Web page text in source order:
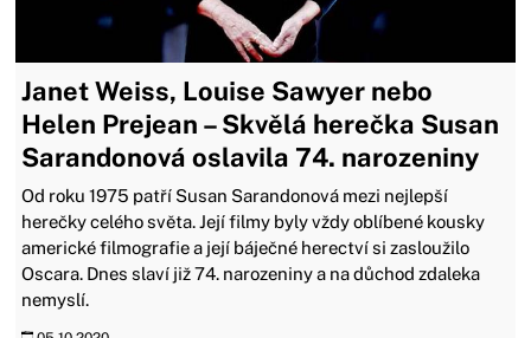
Janet Weiss, Louise Sawyer nebo
Helen Prejean – Skvělá herečka Susan
Sarandonová oslavila 74. narozeniny
Od roku 1975 patří Susan Sarandonová mezi nejlepší
herečky celého světa. Její filmy byly vždy oblíbené kousky
americké filmografie a její báječné herectví si zasloužilo
Oscara. Dnes slaví již 74. narozeniny a na důchod zdaleka
nemyslí.